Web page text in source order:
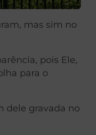
mas sim no
pois Ele,
para o
dele gravada no